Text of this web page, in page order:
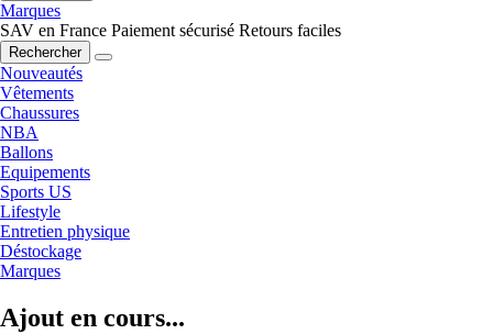
Marques
SAV en France Paiement sécurisé Retours faciles
Rechercher
Nouveautés
Vêtements
Chaussures
NBA
Ballons
Equipements
Sports US
Lifestyle
Entretien physique
Déstockage
Marques
Ajout en cours...